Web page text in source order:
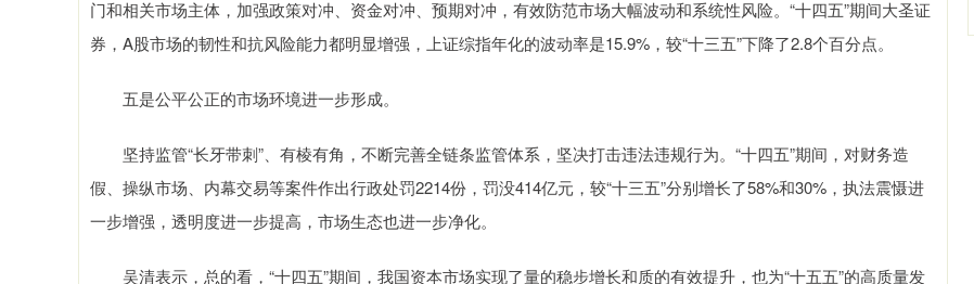
门和相关市场主体，加强政策对冲、资金对冲、预期对冲，有效防范市场大幅波动和系统性风险。“十四五”期间大圣证
券，A股市场的韧性和抗风险能力都明显增强，上证综指年化的波动率是15.9%，较“十三五”下降了2.8个百分点。
五是公平公正的市场环境进一步形成。
坚持监管“长牙带刺”、有棱有角，不断完善全链条监管体系，坚决打击违法违规行为。“十四五”期间，对财务造
假、操纵市场、内幕交易等案件作出行政处罚2214份，罚没414亿元，较“十三五”分别增长了58%和30%，执法震慑进
一步增强，透明度进一步提高，市场生态也进一步净化。
吴清表示，总的看，“十四五”期间，我国资本市场实现了量的稳步增长和质的有效提升，也为“十五五”的高质量发